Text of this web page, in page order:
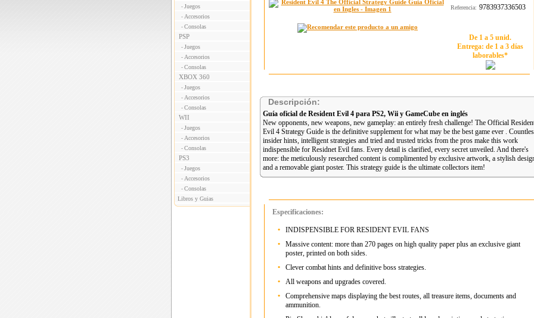
- Juegos
- Accesorios
- Consolas
PSP
- Juegos
- Accesorios
- Consolas
XBOX 360
- Juegos
- Accesorios
- Consolas
WII
- Juegos
- Accesorios
- Consolas
PS3
- Juegos
- Accesorios
- Consolas
Libros y Guias
Referencia: 9783937336503
De 1 a 5 unid.
Entrega: de 1 a 3 días
laborables*
Descripción:
Guía oficial de Resident Evil 4 para PS2, Wii y GameCube en inglés
New opponents, new weapons, new gameplay: an entirely fresh challenge! The Official
Evil 4 Strategy Guide is the definitive supplement for what may be the best game ever .
insider hints, intelligent strategies and tried and trusted tricks from the pros make this work
indispensible for Residnet Evil fans. Every detail is clarified, every secret unveiled. And there's
more: the meticulously researched content is complimented by exclusive artwork, a stylish
and a removable giant poster. This strategy guide is the ultimate collectors item!
Especificaciones:
•
INDISPENSIBLE FOR RESIDENT EVIL FANS
•
Massive content: more than 270 pages on high quality paper plus an exclusive giant
poster, printed on both sides.
•
Clever combat hints and definitive boss strategies.
•
All weapons and upgrades covered.
•
Comprehensive maps displaying the best routes, all treasure items, documents and
ammunition.